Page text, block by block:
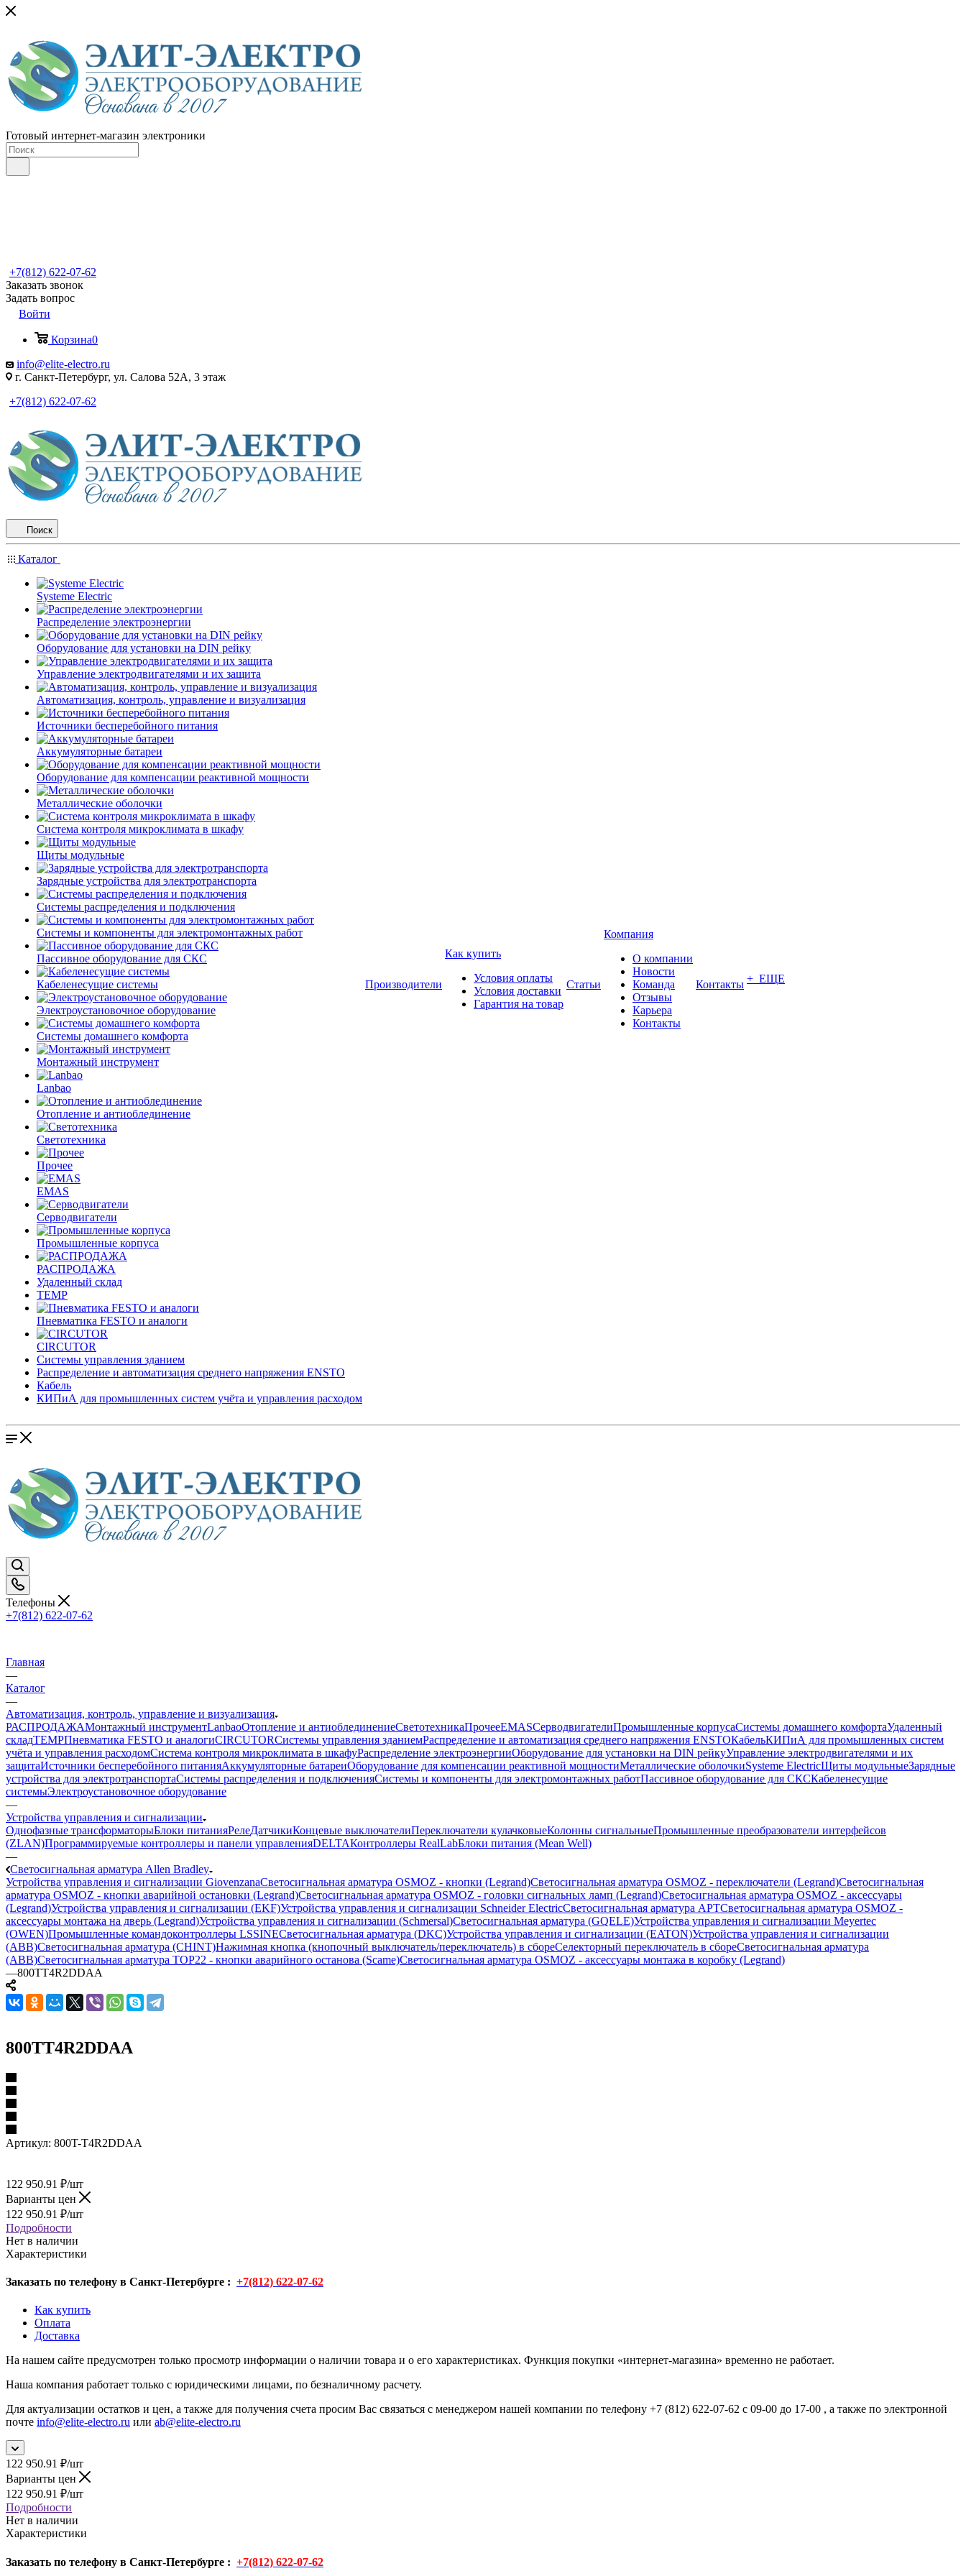
Готовый интернет-магазин электроники
+7(812) 622-07-62
Заказать звонок
Задать вопрос
Войти
Корзина0
info@elite-electro.ru
г. Санкт-Петербург, ул. Салова 52А, 3 этаж
+7(812) 622-07-62
Поиск
Каталог
Systeme Electric
Распределение электроэнергии
Оборудование для установки на DIN рейку
Управление электродвигателями и их защита
Автоматизация, контроль, управление и визуализация
Источники бесперебойного питания
Аккумуляторные батареи
Оборудование для компенсации реактивной мощности
Металлические оболочки
Система контроля микроклимата в шкафу
Щиты модульные
Зарядные устройства для электротранспорта
Системы распределения и подключения
Системы и компоненты для электромонтажных работ
Пассивное оборудование для СКС
Кабеленесущие системы
Электроустановочное оборудование
Системы домашнего комфорта
Монтажный инструмент
Lanbao
Отопление и антиоблединение
Светотехника
Прочее
EMAS
Cерводвигатели
Промышленные корпуса
РАСПРОДАЖА
Удаленный склад
TEMP
Пневматика FESTO и аналоги
CIRCUTOR
Системы управления зданием
Распределение и автоматизация среднего напряжения ENSTO
Кабель
КИПиА для промышленных систем учёта и управления расходом
Производители
Как купить
Условия оплаты
Условия доставки
Гарантия на товар
Статьи
Компания
О компании
Новости
Команда
Отзывы
Карьера
Контакты
Контакты + ЕЩЕ
Телефоны
+7(812) 622-07-62
Главная
—
Каталог
—
Автоматизация, контроль, управление и визуализация
РАСПРОДАЖАМонтажный инструментLanbaoОтопление и антиоблединениеСветотехникаПрочееEMASCерводвигателиПромышленные корпусаСистемы домашнего комфортаУдаленный
складTEMPПневматика FESTO и аналогиCIRCUTORСистемы управления зданиемРаспределение и автоматизация среднего напряжения ENSTOКабельКИПиА для промышленных систем
учёта и управления расходомСистема контроля микроклимата в шкафуРаспределение электроэнергииОборудование для установки на DIN рейкуУправление электродвигателями и их
защитаИсточники бесперебойного питанияАккумуляторные батареиОборудование для компенсации реактивной мощностиМеталлические оболочкиSysteme ElectricЩиты модульныеЗарядные
устройства для электротранспортаСистемы распределения и подключенияСистемы и компоненты для электромонтажных работПассивное оборудование для СКСКабеленесущие
системыЭлектроустановочное оборудование
—
Устройства управления и сигнализации
Однофазные трансформаторыБлоки питанияРелеДатчикиКонцевые выключателиПереключатели кулачковыеКолонны сигнальныеПромышленные преобразователи интерфейсов
(ZLAN)Программируемые контроллеры и панели управленияDELTAКонтроллеры RealLabБлоки питания (Mean Well)
—
Светосигнальная арматура Allen Bradley
Устройства управления и сигнализации GiovenzanaСветосигнальная арматура OSMOZ - кнопки (Legrand)Светосигнальная арматура OSMOZ - переключатели (Legrand)Светосигнальная
арматура OSMOZ - кнопки аварийной остановки (Legrand)Светосигнальная арматура OSMOZ - головки сигнальных ламп (Legrand)Светосигнальная арматура OSMOZ - аксессуары
(Legrand)Устройства управления и сигнализации (EKF)Устройства управления и сигнализации Schneider ElectricСветосигнальная арматура APTСветосигнальная арматура OSMOZ -
аксессуары монтажа на дверь (Legrand)Устройства управления и сигнализации (Schmersal)Светосигнальная арматура (GQELE)Устройства управления и сигнализации Meyertec
(OWEN)Промышленные командоконтроллеры LSSINEСветосигнальная арматура (DKC)Устройства управления и сигнализации (EATON)Устройства управления и сигнализации
(ABB)Светосигнальная арматура (CHINT)Нажимная кнопка (кнопочный выключатель/переключатель) в сбореСелекторный переключатель в сбореСветосигнальная арматура
(ABB)Светосигнальная арматура TOP22 - кнопки аварийного останова (Scame)Светосигнальная арматура OSMOZ - аксессуары монтажа в коробку (Legrand)
—800TT4R2DDAA
800TT4R2DDAA
Артикул: 800T-T4R2DDAA
122 950.91 ₽/шт
Варианты цен
122 950.91 ₽/шт
Подробности
Нет в наличии
Характеристики
Заказать по телефону в Санкт-Петербурге : +7(812) 622-07-62
Как купить
Оплата
Доставка
На нашем сайте предусмотрен только просмотр информации о наличии товара и о его характеристиках. Функция покупки «интернет-магазина» временно не работает.
Наша компания работает только с юридическими лицами, по безналичному расчету.
Для актуализации остатков и цен, а также для получения счета просим Вас связаться с менеджером нашей компании по телефону +7 (812) 622-07-62 с 09-00 до 17-00 , а также по электронной
почте info@elite-electro.ru или ab@elite-electro.ru
122 950.91 ₽/шт
Варианты цен
122 950.91 ₽/шт
Подробности
Нет в наличии
Характеристики
Заказать по телефону в Санкт-Петербурге : +7(812) 622-07-62